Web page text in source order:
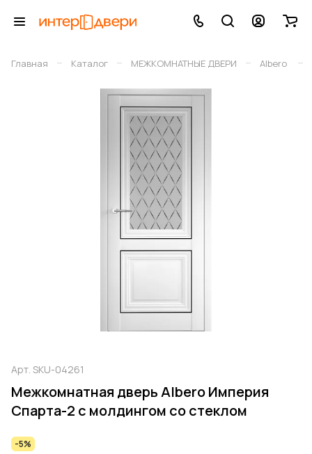
Главная – Каталог – МЕЖКОМНАТНЫЕ ДВЕРИ – Albero –
Арт. SKU-04261
Межкомнатная дверь Albero Империя
Спарта-2 с молдингом со стеклом
-5%